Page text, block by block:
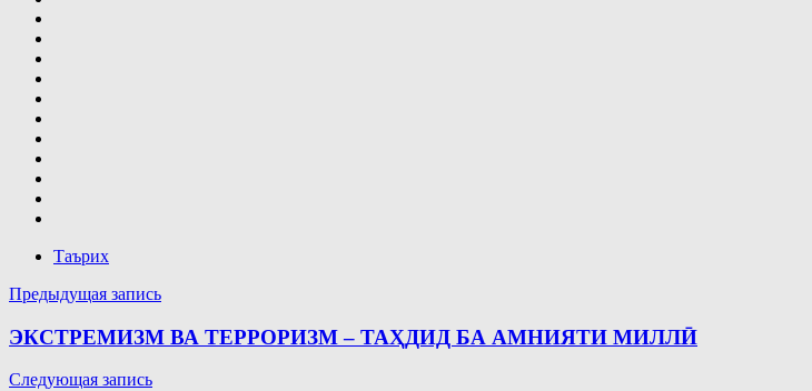
Таърих
Навигация
по
Предыдущая запись
ЭКСТРЕМИЗМ ВА ТЕРРОРИЗМ – ТАҲДИД БА АМНИЯТИ МИЛЛӢ
Следующая запись